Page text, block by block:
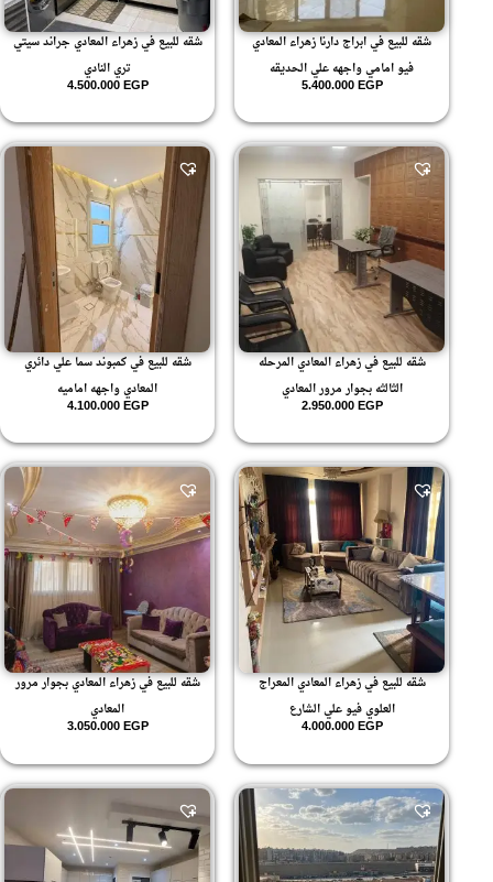
شقه للبيع في ابراج دارنا زهراء المعادي
فيو امامي واجهه علي الحديقه
5.400.000EGP
شقه للبيع في زهراء المعادي جراند سيتي
تري النادي
4.500.000EGP
شقه للبيع في زهراء المعادي المرحله
الثالثه بجوار مرور المعادي
2.950.000EGP
شقه للبيع في كمبوند سما علي دائري
المعادي واجهه اماميه
4.100.000EGP
شقه للبيع في زهراء المعادي المعراج
العلوي فيو علي الشارع
4.000.000EGP
شقه للبيع في زهراء المعادي بجوار مرور
المعادي
3.050.000EGP